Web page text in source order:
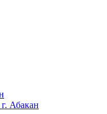
Абакан